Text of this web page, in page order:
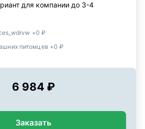
для компании до 3-4
+0 ₽
питомцев +0 ₽
6 984 ₽
Заказать